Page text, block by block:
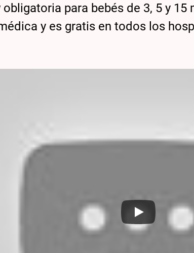
para bebés de 3, 5 y 15
y es gratis en todos los